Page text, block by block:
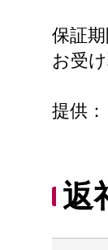
保証期
お受
提供
返